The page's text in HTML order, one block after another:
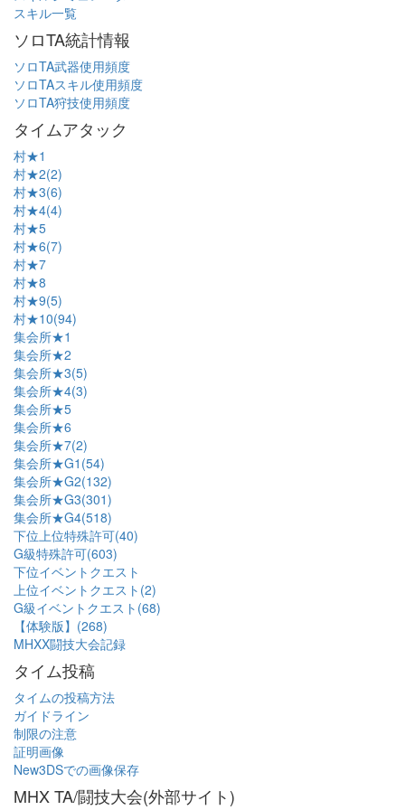
スキル一覧
ソロTA統計情報
ソロTA武器使用頻度
ソロTAスキル使用頻度
ソロTA狩技使用頻度
タイムアタック
村★1
村★2(2)
村★3(6)
村★4(4)
村★5
村★6(7)
村★7
村★8
村★9(5)
村★10(94)
集会所★1
集会所★2
集会所★3(5)
集会所★4(3)
集会所★5
集会所★6
集会所★7(2)
集会所★G1(54)
集会所★G2(132)
集会所★G3(301)
集会所★G4(518)
下位上位特殊許可(40)
G級特殊許可(603)
下位イベントクエスト
上位イベントクエスト(2)
G級イベントクエスト(68)
【体験版】(268)
MHXX闘技大会記録
タイム投稿
タイムの投稿方法
ガイドライン
制限の注意
証明画像
New3DSでの画像保存
MHX TA/闘技大会(外部サイト)